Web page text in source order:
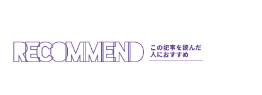
この記事を読んだ
人におすすめ